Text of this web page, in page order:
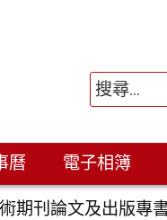
曆 電子相簿
期刊論文及出版專